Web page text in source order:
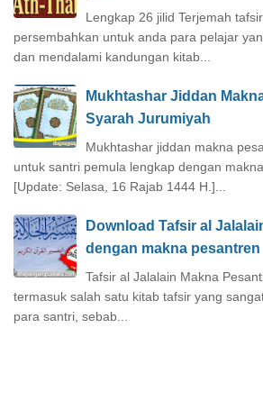
Lengkap 26 jilid Terjemah
persembahkan untuk anda para pelajar
dan mendalami kandungan kitab...
Mukhtashar Jiddan
Syarah Jurumiyah
Mukhtashar jiddan makna
untuk santri pemula lengkap dengan
[Update: Selasa, 16 Rajab 1444 H.]...
Download Tafsir al
dengan makna pesantren
Tafsir al Jalalain Makna
termasuk salah satu kitab tafsir yang
para santri, sebab...